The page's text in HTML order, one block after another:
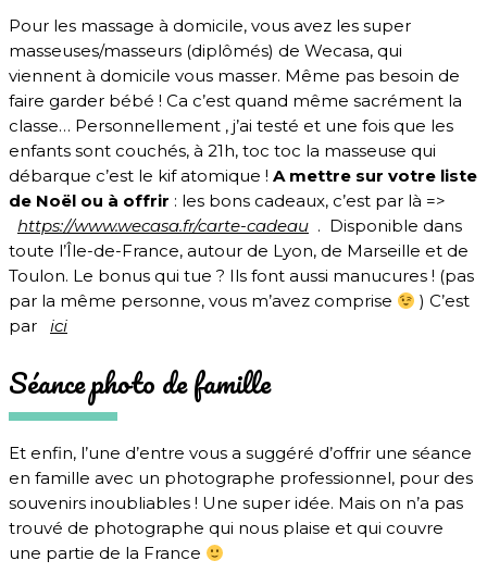
Pour les massage à domicile, vous avez les super
masseuses/masseurs (diplômés) de Wecasa, qui
viennent à domicile vous masser. Même pas besoin de
faire garder bébé ! Ca c’est quand même sacrément la
classe… Personnellement , j’ai testé et une fois que les
enfants sont couchés, à 21h, toc toc la masseuse qui
débarque c’est le kif atomique ! A mettre sur votre liste
de Noël ou à offrir : les bons cadeaux, c’est par là =>
https://www.wecasa.fr/carte-cadeau . Disponible dans
toute l’Île-de-France, autour de Lyon, de Marseille et de
Toulon. Le bonus qui tue ? Ils font aussi manucures ! (pas
par la même personne, vous m’avez comprise
) C’est
par
ici
Séance photo de famille
Et enfin, l’une d’entre vous a suggéré d’offrir une séance
en famille avec un photographe professionnel, pour des
souvenirs inoubliables ! Une super idée. Mais on n’a pas
trouvé de photographe qui nous plaise et qui couvre
une partie de la France